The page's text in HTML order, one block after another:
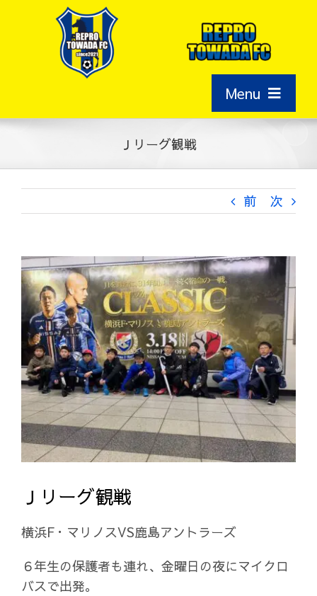
Menu
HOME
スケジュール
お問い合わせ
体験練習のお申込み
Ｊリーグ観戦
前 次
View
Larger
Image
Ｊリーグ観戦
横浜F・マリノスVS鹿島アントラーズ
６年生の保護者も連れ、金曜日の夜にマイクロ
バスで出発。